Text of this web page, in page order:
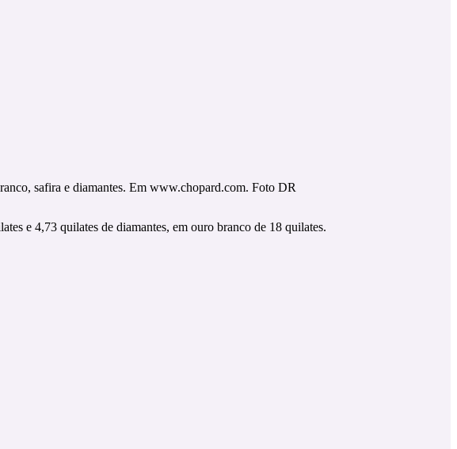
safira e diamantes. Em www.chopard.com. Foto DR
e 4,73 quilates de diamantes, em ouro branco de 18 quilates.